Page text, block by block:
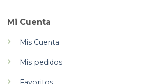
Mi Cuenta
Mis Cuenta
Mis pedidos
Favoritos